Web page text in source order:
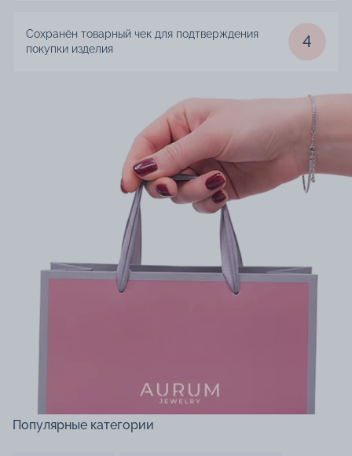
Сохранён товарный чек для подтверждения
покупки изделия
4
Популярные категории